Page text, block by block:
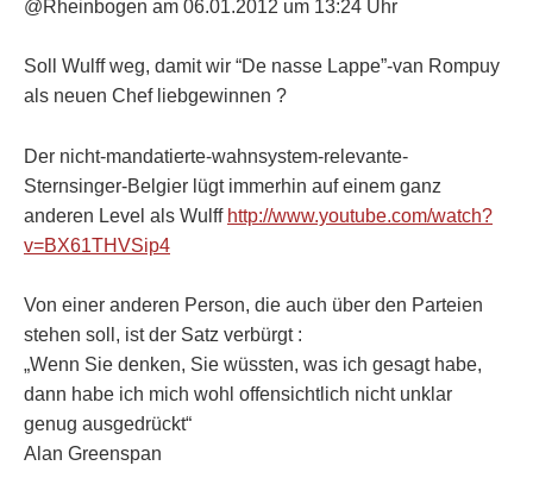
@Rheinbogen am 06.01.2012 um 13:24 Uhr
Soll Wulff weg, damit wir “De nasse Lappe”-van Rompuy
als neuen Chef liebgewinnen ?
Der nicht-mandatierte-wahnsystem-relevante-
Sternsinger-Belgier lügt immerhin auf einem ganz
anderen Level als Wulff http://www.youtube.com/watch?
v=BX61THVSip4
Von einer anderen Person, die auch über den Parteien
stehen soll, ist der Satz verbürgt :
„Wenn Sie denken, Sie wüssten, was ich gesagt habe,
dann habe ich mich wohl offensichtlich nicht unklar
genug ausgedrückt“
Alan Greenspan